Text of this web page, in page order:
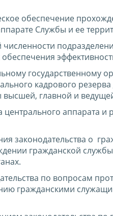
обеспечение
Службы и ее
государственному
кадрового
главной и
аппарата и
законодательства о
гражданской
по вопросам
гражданскими